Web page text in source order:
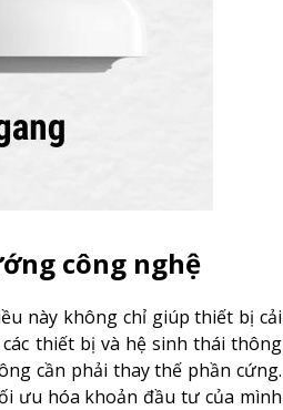
công nghệ
này không chỉ giúp thiết bị cải
thiết bị và hệ sinh thái thông
cần phải thay thế phần cứng.
ưu hóa khoản đầu tư của mình